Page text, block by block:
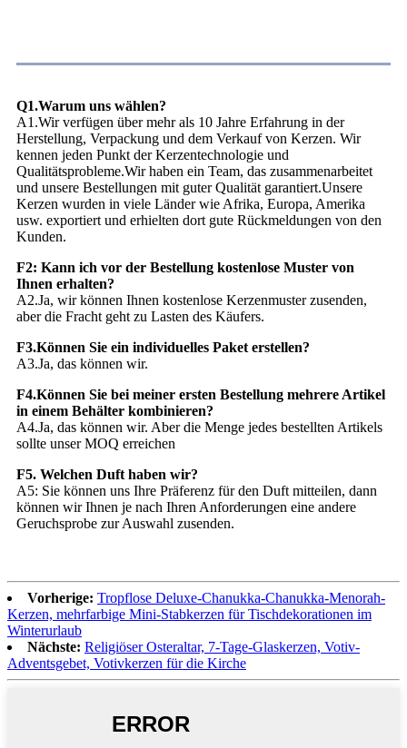
Q1.Warum uns wählen?
A1.Wir verfügen über mehr als 10 Jahre Erfahrung in der
Herstellung, Verpackung und dem Verkauf von Kerzen. Wir
kennen jeden Punkt der Kerzentechnologie und
Qualitätsprobleme.Wir haben ein Team, das zusammenarbeitet
und unsere Bestellungen mit guter Qualität garantiert.Unsere
Kerzen wurden in viele Länder wie Afrika, Europa, Amerika
usw. exportiert und erhielten dort gute Rückmeldungen von den
Kunden.
F2: Kann ich vor der Bestellung kostenlose Muster von
Ihnen erhalten?
A2.Ja, wir können Ihnen kostenlose Kerzenmuster zusenden,
aber die Fracht geht zu Lasten des Käufers.
F3.Können Sie ein individuelles Paket erstellen?
A3.Ja, das können wir.
F4.Können Sie bei meiner ersten Bestellung mehrere Artikel
in einem Behälter kombinieren?
A4.Ja, das können wir. Aber die Menge jedes bestellten Artikels
sollte unser MOQ erreichen
F5. Welchen Duft haben wir?
A5: Sie können uns Ihre Präferenz für den Duft mitteilen, dann
können wir Ihnen je nach Ihren Anforderungen eine andere
Geruchsprobe zur Auswahl zusenden.
Vorherige: Tropflose Deluxe-Chanukka-Chanukka-Menorah-
Kerzen, mehrfarbige Mini-Stabkerzen für Tischdekorationen im
Winterurlaub
Nächste: Religiöser Osteraltar, 7-Tage-Glaskerzen, Votiv-
Adventsgebet, Votivkerzen für die Kirche